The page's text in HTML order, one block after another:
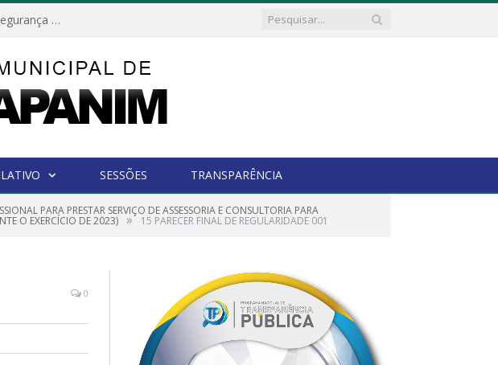
Câmara Municipal de Marapanim discute estratégias de segurança com autoridades e poder executivo
SESSÕES TRANSPARÊNCIA
PARA PRESTAR SERVIÇO DE ASSESSORIA E CONSULTORIA PARA
O EXERCÍCIO DE 2023) » 15 PARECER FINAL DE REGULARIDADE 001
0